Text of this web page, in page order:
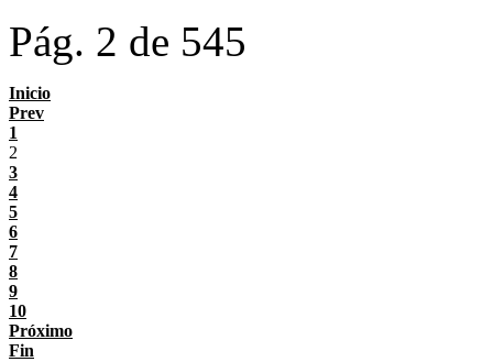
Pág. 2 de 545
Inicio
Prev
1
2
3
4
5
6
7
8
9
10
Próximo
Fin